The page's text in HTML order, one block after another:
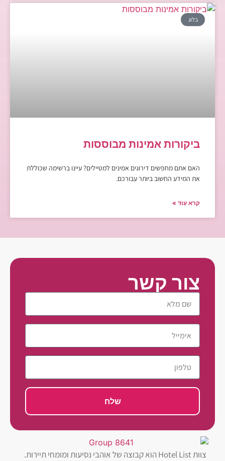
בלוג
ביקורות אמינות מבוססות
האם אתם מחפשים דירוגים אמינים למטיילים? עיינו ברשימה שכוללת
את המידע החשוב ביותר עבורכם.
קרא עוד »
צור קשר
שלח
צוות Hotel List הוא קבוצה של אוהבי נסיעות ומומחי תיירות.